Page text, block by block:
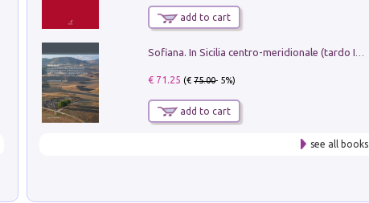
add to cart
€ 71.25 (€75.00- 5%)
add to cart
see all books